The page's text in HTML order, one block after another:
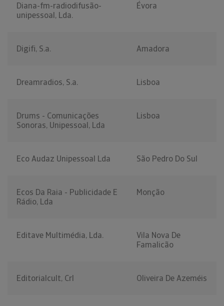
Diana-fm-radiodifusão-
unipessoal, Lda.
Évora
Digifi, S.a. Amadora
Dreamradios, S.a. Lisboa
Drums - Comunicações
Sonoras, Unipessoal, Lda
Lisboa
Eco Audaz Unipessoal Lda São Pedro Do Sul
Ecos Da Raia - Publicidade E
Rádio, Lda
Monção
Editave Multimédia, Lda.
Vila Nova De
Famalicão
Editorialcult, Crl Oliveira De Azeméis